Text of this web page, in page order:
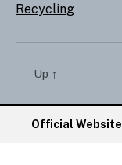
Recycling
Up ↑
Official